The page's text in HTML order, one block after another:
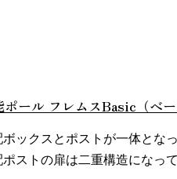
ポール フレムスBasic（ベー
ボックスとポストが一体とな
ポストの扉は二重構造になっ